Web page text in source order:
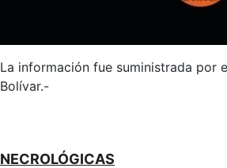
La información fue suministrada por
Bolívar.-
NECROLÓGICAS